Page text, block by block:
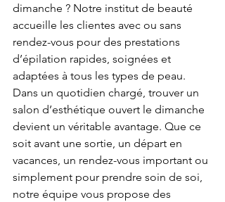
dimanche ? Notre institut de beauté
accueille les clientes avec ou sans
rendez-vous pour des prestations
d’épilation rapides, soignées et
adaptées à tous les types de peau.
Dans un quotidien chargé, trouver un
salon d’esthétique ouvert le dimanche
devient un véritable avantage. Que ce
soit avant une sortie, un départ en
vacances, un rendez-vous important ou
simplement pour prendre soin de soi,
notre équipe vous propose des